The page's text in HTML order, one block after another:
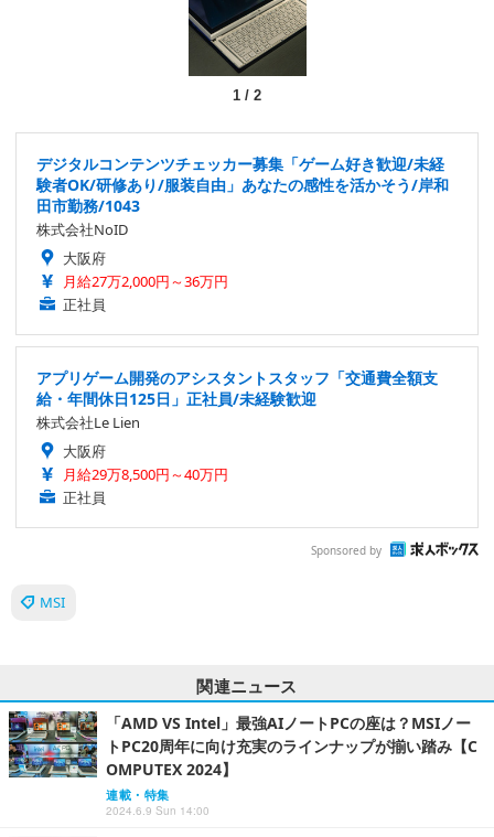
1/ 2
デジタルコンテンツチェッカー募集「ゲーム好き歓迎/未経
験者OK/研修あり/服装自由」あなたの感性を活かそう/岸和
田市勤務/1043
株式会社NoID
大阪府
月給27万2,000円～36万円
正社員
アプリゲーム開発のアシスタントスタッフ「交通費全額支
給・年間休日125日」正社員/未経験歓迎
株式会社Le Lien
大阪府
月給29万8,500円～40万円
正社員
Sponsored by
MSI
関連ニュース
「AMD VS Intel」最強AIノートPCの座は？MSIノー
トPC20周年に向け充実のラインナップが揃い踏み【C
OMPUTEX 2024】
連載・特集
2024.6.9 Sun 14:00